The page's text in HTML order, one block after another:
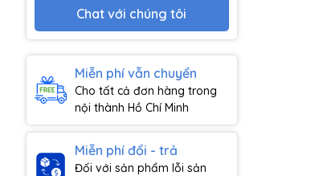
Chat với chúng tôi
Miễn phí vẫn chuyển
Cho tất cả đơn hàng trong
nội thành Hồ Chí Minh
Miễn phí đổi - trả
Đối với sản phẩm lỗi sản